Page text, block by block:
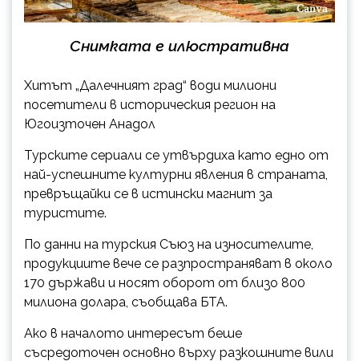
Снимката е илюстративна
Хитът „Далечният град“ води милиони
посетители в историческия регион на
Югоизточен Анадол
Турските сериали се утвърдиха като едно от
най-успешните културни явления в страната,
превръщайки се в истински магнит за
туристите.
По данни на турския Съюз на износителите,
продукциите вече се разпространяват в около
170 държави и носят оборот от близо 800
милиона долара, съобщава БТА.
Ако в началото интересът беше
съсредоточен основно върху разкошните вили